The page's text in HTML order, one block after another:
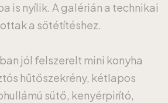
is nyílik. A galérián a technikai
a sötétítéshez.
jól felszerelt mini konyha
hűtőszekrény, kétlapos
sütő, kenyérpirító,